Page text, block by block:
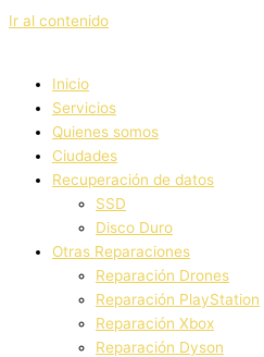
Ir al contenido
Inicio
Servicios
Quienes somos
Ciudades
Recuperación de datos
SSD
Disco Duro
Otras Reparaciones
Reparación Drones
Reparación PlayStation
Reparación Xbox
Reparación Dyson